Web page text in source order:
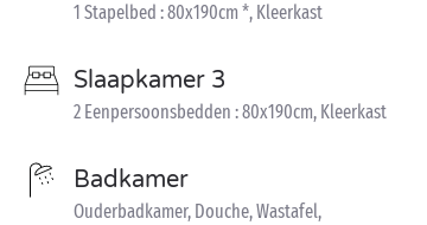
1 Stapelbed : 80x190cm *, Kleerkast
Slaapkamer 3
2 Eenpersoonsbedden : 80x190cm, Kleerkast
Badkamer
Ouderbadkamer, Douche, Wastafel,